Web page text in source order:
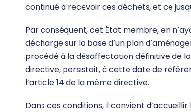
continué à recevoir des déchets, et ce
Par conséquent, cet État membre, en
décharge sur la base d’un plan
procédé à la désaffectation définitive de
directive, persistait, à cette date de
l’article 14 de la même directive.
Dans ces conditions, il convient